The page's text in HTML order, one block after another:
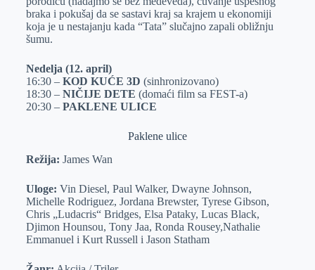
braka i pokušaj da se sastavi kraj sa krajem u ekonomiji
koja je u nestajanju kada “Tata” slučajno zapali obližnju
šumu.
Nedelja (12. april)
16:30 – KOD KUĆE 3D (sinhronizovano)
18:30 – NIČIJE DETE (domaći film sa FEST-a)
20:30 – PAKLENE ULICE
Paklene ulice
Režija: James Wan
Uloge: Vin Diesel, Paul Walker, Dwayne Johnson,
Michelle Rodriguez, Jordana Brewster, Tyrese Gibson,
Chris „Ludacris“ Bridges, Elsa Pataky, Lucas Black,
Djimon Hounsou, Tony Jaa, Ronda Rousey,Nathalie
Emmanuel i Kurt Russell i Jason Statham